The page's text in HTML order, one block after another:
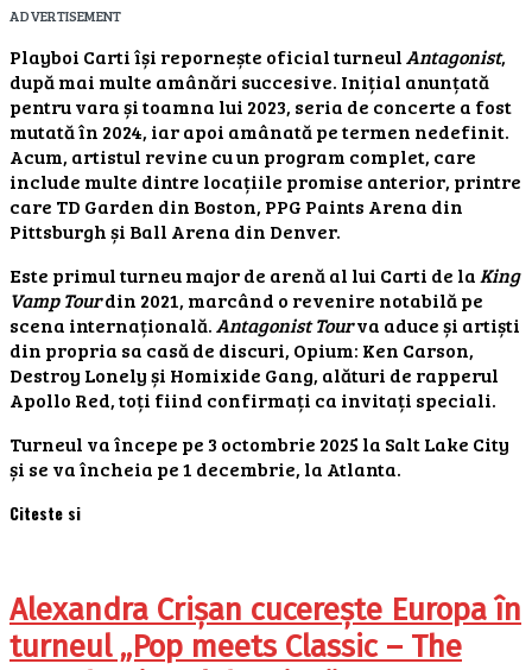
ADVERTISEMENT
Playboi Carti își repornește oficial turneulAntagonist,
după mai multe amânări succesive. Inițial anunțată
pentru vara și toamna lui 2023, seria de concerte a fost
mutată în 2024, iar apoi amânată pe termen nedefinit.
Acum, artistul revine cu un program complet, care
include multe dintre locațiile promise anterior, printre
care TD Garden din Boston, PPG Paints Arena din
Pittsburgh și Ball Arena din Denver.
Este primul turneu major de arenă al lui Carti de la King
Vamp Tourdin 2021, marcând o revenire notabilă pe
scena internațională.Antagonist Tourva aduce și artiști
din propria sa casă de discuri, Opium: Ken Carson,
Destroy Lonely și Homixide Gang, alături de rapperul
Apollo Red, toți fiind confirmați ca invitați speciali.
Turneul va începe pe 3 octombrie 2025 la Salt Lake City
și se va încheia pe 1 decembrie, la Atlanta.
Citeste si
Alexandra Crișan cucerește Europa în
turneul „Pop meets Classic – The